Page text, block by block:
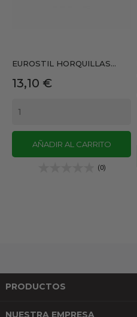
EUROSTIL HORQUILLAS...
Precio
13,10 €
AÑADIR AL CARRITO
(0)
PRODUCTOS
NUESTRA EMPRESA